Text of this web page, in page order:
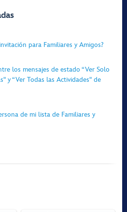
para Familiares y Amigos?
los mensajes de estado “Ver Solo
y “Ver Todas las Actividades" de
de mi lista de Familiares y